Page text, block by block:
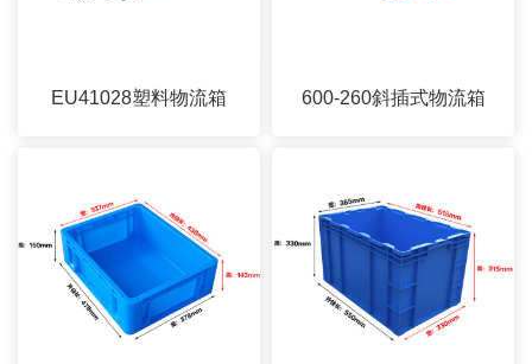
EU41028塑料物流箱 600-260斜插式物流箱